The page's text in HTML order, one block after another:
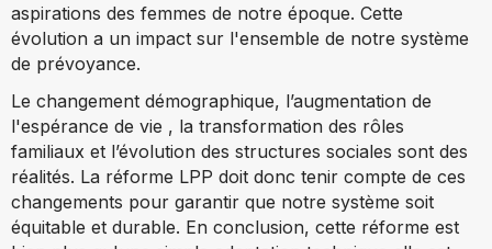
aspirations des femmes de notre époque. Cette
évolution a un impact sur l'ensemble de notre système
de prévoyance.
Le changement démographique, l’augmentation de
l'espérance de vie , la transformation des rôles
familiaux et l’évolution des structures sociales sont des
réalités. La réforme LPP doit donc tenir compte de ces
changements pour garantir que notre système soit
équitable et durable. En conclusion, cette réforme est